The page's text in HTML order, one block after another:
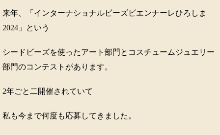
来年、「インターナショナルビーズビエンナーレひろしま
2024」という
シードビーズを使ったアート部門とコスチュームジュエリー
部門のコンテストがあります。
2年ごと二開催されていて
私も今まで何度も応募してきました。